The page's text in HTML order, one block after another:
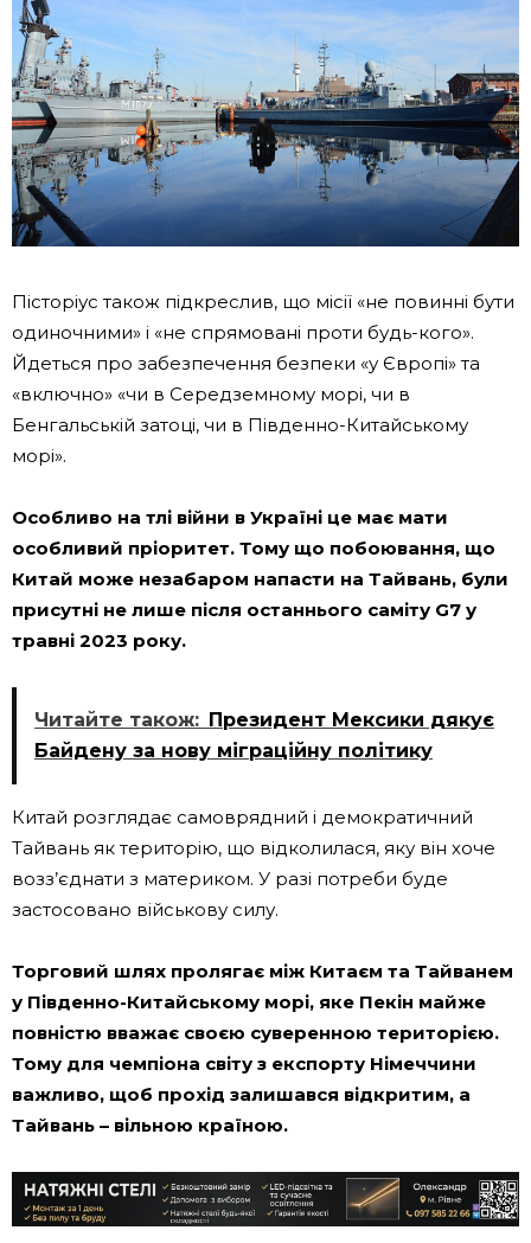
Пісторіус також підкреслив, що місії «не повинні бути
одиночними» і «не спрямовані проти будь-кого».
Йдеться про забезпечення безпеки «у Європі» та
«включно» «чи в Середземному морі, чи в
Бенгальській затоці, чи в Південно-Китайському
морі».
Особливо на тлі війни в Україні це має мати
особливий пріоритет. Тому що побоювання, що
Китай може незабаром напасти на Тайвань, були
присутні не лише після останнього саміту G7 у
травні 2023 року.
Читайте також: Президент Мексики дякує
Байдену за нову міграційну політику
Китай розглядає самоврядний і демократичний
Тайвань як територію, що відколилася, яку він хоче
возз’єднати з материком. У разі потреби буде
застосовано військову силу.
Торговий шлях пролягає між Китаєм та Тайванем
у Південно-Китайському морі, яке Пекін майже
повністю вважає своєю суверенною територією.
Тому для чемпіона світу з експорту Німеччини
важливо, щоб прохід залишався відкритим, а
Тайвань – вільною країною.